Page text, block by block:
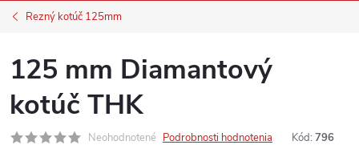
Rezný kotúč 125mm
125 mm Diamantový
kotúč THK
Neohodnotené Podrobnosti hodnotenia Kód: 796